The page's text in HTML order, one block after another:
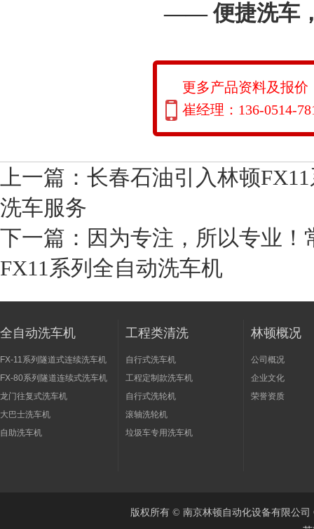
—— 便捷洗车
更多产品资料及报价
崔经理：136-0514-
上一篇： 长春石油引入林顿
洗车服务
下一篇： 因为专注，所以专业
FX11系列全自动洗车机
全自动洗车机
FX-11系列隧道式连续洗车机
FX-80系列隧道连续式洗车机
龙门往复式洗车机
大巴士洗车机
自助洗车机
工程类清洗
自行式洗车机
工程定制款洗车机
自行式洗轮机
滚轴洗轮机
垃圾车专用洗车机
林顿概况
公司概况
企业文化
荣誉资质
版权所有 © 南京林顿自动化设备有限公